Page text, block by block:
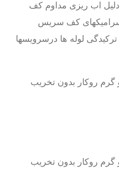
اب ریزی مداوم کف
کف سریس
ترکیدگی لوله ها درسرویسها